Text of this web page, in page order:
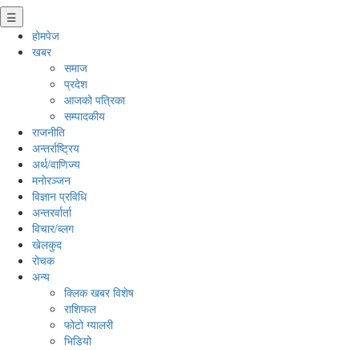
☰
होमपेज
खबर
समाज
प्रदेश
आजको पत्रिका
सम्पादकीय
राजनीति
अन्तर्राष्ट्रिय
अर्थ/वाणिज्य
मनाेरञ्जन
विज्ञान प्रविधि
अन्तरर्वार्ता
विचार/ब्लग
खेलकुद
रोचक
अन्य
क्लिक खबर विशेष
राशिफल
फोटो ग्यालरी
भिडियो